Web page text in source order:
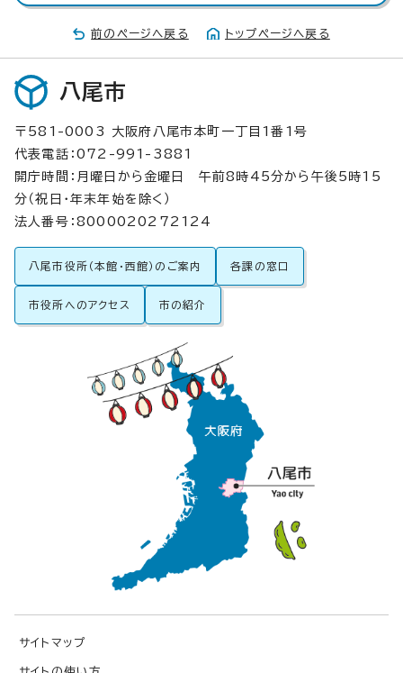
前のページへ戻る トップページへ戻る
八尾市
〒581-0003 大阪府八尾市本町一丁目1番1号
代表電話：072-991-3881
開庁時間：月曜日から金曜日 午前8時45分から午後5時15
分（祝日・年末年始を除く）
法人番号：8000020272124
八尾市役所（本館・西館）のご案内 各課の窓口
市役所へのアクセス 市の紹介
サイトマップ